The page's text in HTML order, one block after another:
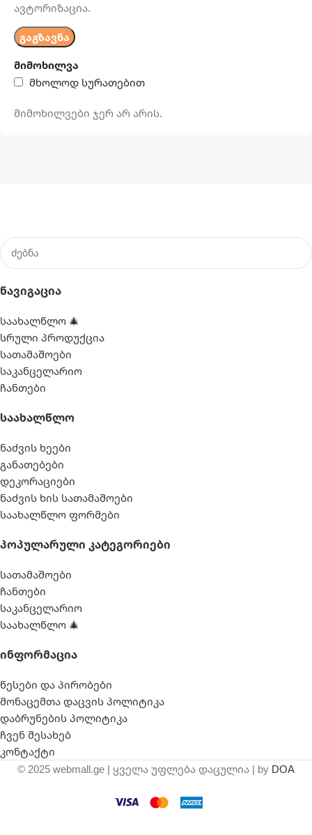
მიმოხილვა
მხოლოდ სურათებით
მიმოხილვები ჯერ არ არის.
ავტორიზაცია.
Ნავიგაცია
საახალწლო 🎄
სრული პროდუქცია
სათამაშოები
საკანცელარიო
ჩანთები
Საახალწლო
ნაძვის ხეები
განათებები
დეკორაციები
ნაძვის ხის სათამაშოები
საახალწლო ფორმები
Პოპულარული Კატეგორიები
სათამაშოები
ჩანთები
საკანცელარიო
საახალწლო 🎄
Ინფორმაცია
წესები და პირობები
მონაცემთა დაცვის პოლიტიკა
დაბრუნების პოლიტიკა
ჩვენ შესახებ
კონტაქტი
© 2025 webmall.ge | ყველა უფლება დაცულია | by DOA